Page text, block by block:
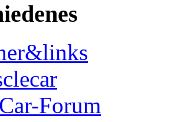
Forum